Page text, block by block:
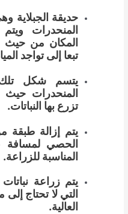
حديقة الجبلاية
المنحدرات ويتم
المكان من حيث
تبعا إلى تواجد
يتسم شكل تلك
المنحدرات حيث
تزرع بها النباتات.
يتم إزالة طبقة
المناسبة للزراعة.
يتم زراعة
التي لا تحتاج
العالية.